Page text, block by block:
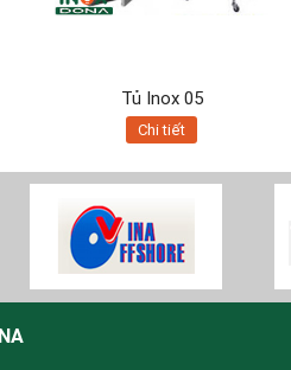
Tủ Inox 05
Chi tiết